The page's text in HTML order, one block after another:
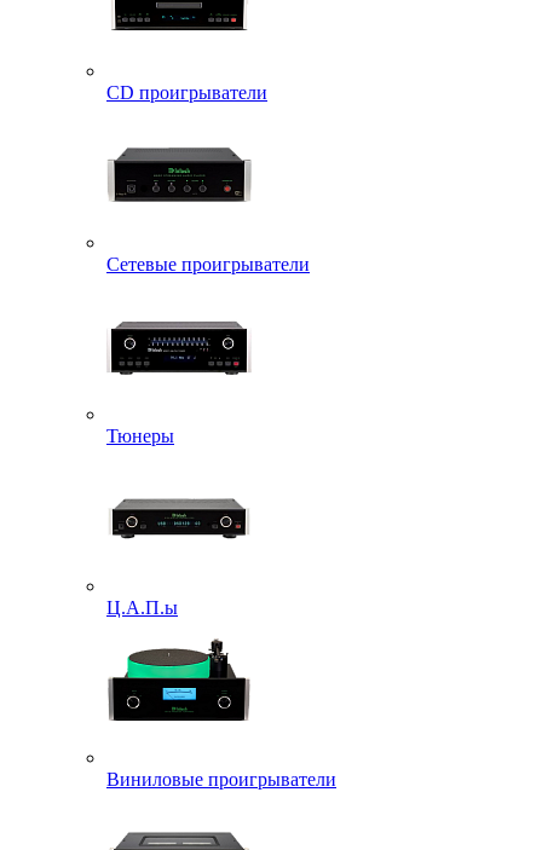
CD проигрыватели
Сетевые проигрыватели
Тюнеры
Ц.А.П.ы
Виниловые проигрыватели